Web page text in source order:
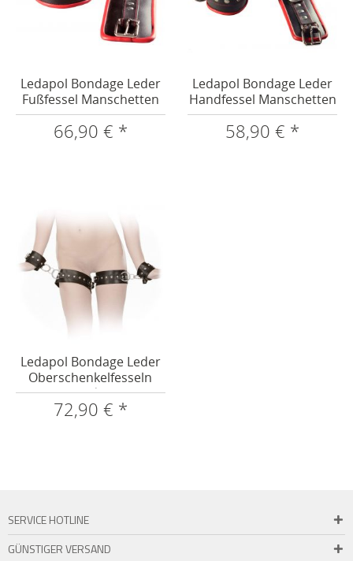
Ledapol Bondage Leder
Fußfessel Manschetten
66,90 € *
Ledapol Bondage Leder
Handfessel Manschetten
58,90 € *
Ledapol Bondage Leder
Oberschenkelfesseln
und...
72,90 € *
SERVICE HOTLINE
GÜNSTIGER VERSAND